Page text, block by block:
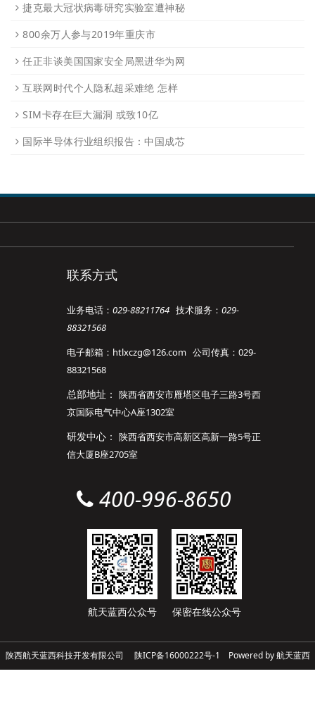
捷克最大冠状病毒研究实验室遭神秘
800余万人参与2019年重庆市
任正非谈美国国家安全局黑进华为网
互联网时代个人隐私超采难绝 怎样
SIM卡存在巨大漏洞 或致10亿
国际半导体行业组织报告：中国成芯
联系方式
业务电话： 029-88211764 技术服务： 029-
88321568
电子邮箱：htlxczg@126.com 公司传真：029-
88321568
总部地址： 陕西省西安市雁塔区电子三路3号西
京国际电气中心A座1302室
研发中心： 陕西省西安市高新区高新一路5号正
信大厦B座2705室
400-996-8650
航天蓝西公众号 保密在线公众号
陕西航天蓝西科技开发有限公司 陕ICP备16000222号-1 Powered by 航天蓝西